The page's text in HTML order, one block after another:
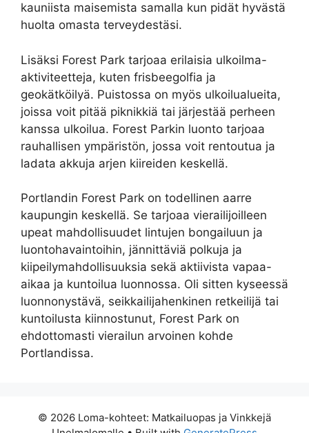
kauniista maisemista samalla kun pidät hyvästä
huolta omasta terveydestäsi.
Lisäksi Forest Park tarjoaa erilaisia ulkoilma-
aktiviteetteja, kuten frisbeegolfia ja
geokätköilyä. Puistossa on myös ulkoilualueita,
joissa voit pitää piknikkiä tai järjestää perheen
kanssa ulkoilua. Forest Parkin luonto tarjoaa
rauhallisen ympäristön, jossa voit rentoutua ja
ladata akkuja arjen kiireiden keskellä.
Portlandin Forest Park on todellinen aarre
kaupungin keskellä. Se tarjoaa vierailijoilleen
upeat mahdollisuudet lintujen bongailuun ja
luontohavaintoihin, jännittäviä polkuja ja
kiipeilymahdollisuuksia sekä aktiivista vapaa-
aikaa ja kuntoilua luonnossa. Oli sitten kyseessä
luonnonystävä, seikkailijahenkinen retkeilijä tai
kuntoilusta kiinnostunut, Forest Park on
ehdottomasti vierailun arvoinen kohde
Portlandissa.
© 2026 Loma-kohteet: Matkailuopas ja Vinkkejä